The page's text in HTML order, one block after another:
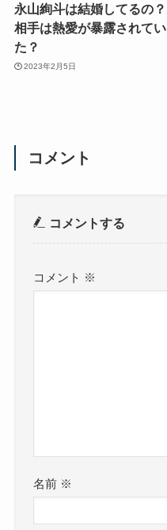
永山絢斗は結婚してるの？
相手は熱愛が暴露されてい
た？
2023年2月5日
コメント
コメントする
コメント ※
名前 ※